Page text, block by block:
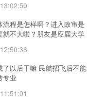
流程是怎样啊？进入政审是
就不大啦？朋友是应届大学
会不会影响民航录取）
了以后干嘛 民航招飞后不能
专业